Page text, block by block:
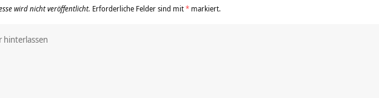
wird nicht veröffentlicht. Erforderliche Felder sind mit* markiert.